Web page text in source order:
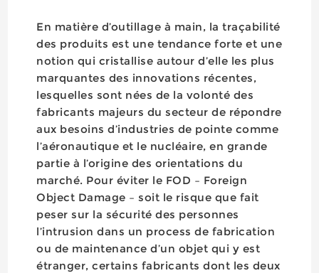
En matière d’outillage à main, la traçabilité
des produits est une tendance forte et une
notion qui cristallise autour d’elle les plus
marquantes des innovations récentes,
lesquelles sont nées de la volonté des
fabricants majeurs du secteur de répondre
aux besoins d’industries de pointe comme
l’aéronautique et le nucléaire, en grande
partie à l’origine des orientations du
marché. Pour éviter le FOD – Foreign
Object Damage – soit le risque que fait
peser sur la sécurité des personnes
l’intrusion dans un process de fabrication
ou de maintenance d’un objet qui y est
étranger, certains fabricants dont les deux